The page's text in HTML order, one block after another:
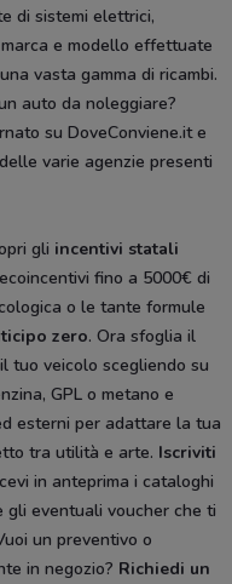
di sistemi elettrici,
e modello effettuate
vasta gamma di ricambi.
auto da noleggiare?
su DoveConviene.it e
delle varie agenzie presenti
gli incentivi statali
fino a 5000€ di
o le tante formule
zero. Ora sfoglia il
tuo veicolo scegliendo su
GPL o metano e
esterni per adattare la tua
tra utilità e arte. Iscriviti
in anteprima i cataloghi
gli eventuali voucher che ti
un preventivo o
in negozio? Richiedi un